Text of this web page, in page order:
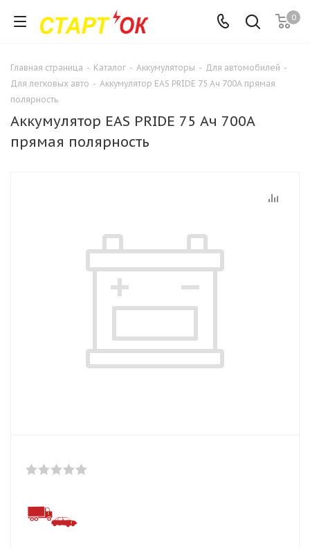
0
Главная страница - Каталог - Аккумуляторы - Для автомобилей -
Для легковых авто - Аккумулятор EAS PRIDE 75 Ач 700А прямая
полярность
Аккумулятор EAS PRIDE 75 Ач 700А
прямая полярность